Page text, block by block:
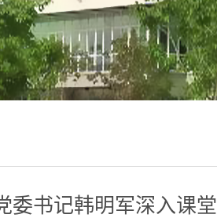
委书记韩明军深入课